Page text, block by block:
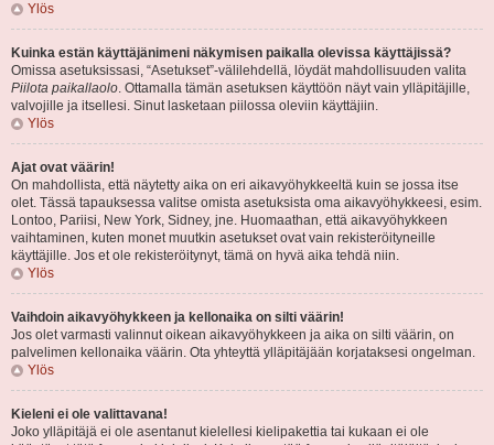
Ylös
Kuinka estän käyttäjänimeni näkymisen paikalla olevissa käyttäjissä?
Omissa asetuksissasi, “Asetukset”-välilehdellä, löydät mahdollisuuden valita
Piilota paikallaolo. Ottamalla tämän asetuksen käyttöön näyt vain ylläpitäjille,
valvojille ja itsellesi. Sinut lasketaan piilossa oleviin käyttäjiin.
Ylös
Ajat ovat väärin!
On mahdollista, että näytetty aika on eri aikavyöhykkeeltä kuin se jossa itse
olet. Tässä tapauksessa valitse omista asetuksista oma aikavyöhykkeesi, esim.
Lontoo, Pariisi, New York, Sidney, jne. Huomaathan, että aikavyöhykkeen
vaihtaminen, kuten monet muutkin asetukset ovat vain rekisteröityneille
käyttäjille. Jos et ole rekisteröitynyt, tämä on hyvä aika tehdä niin.
Ylös
Vaihdoin aikavyöhykkeen ja kellonaika on silti väärin!
Jos olet varmasti valinnut oikean aikavyöhykkeen ja aika on silti väärin, on
palvelimen kellonaika väärin. Ota yhteyttä ylläpitäjään korjataksesi ongelman.
Ylös
Kieleni ei ole valittavana!
Joko ylläpitäjä ei ole asentanut kielellesi kielipakettia tai kukaan ei ole